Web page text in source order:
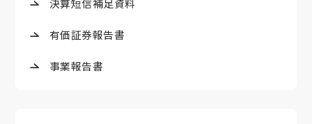
決算短信補足資料
有価証券報告書
事業報告書